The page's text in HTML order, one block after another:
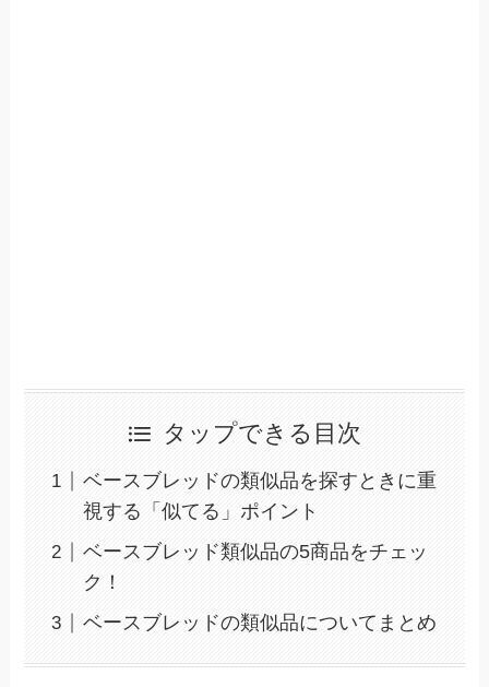
タップできる目次
ベースブレッドの類似品を探すときに重
視する「似てる」ポイント
ベースブレッド類似品の5商品をチェッ
ク！
ベースブレッドの類似品についてまとめ